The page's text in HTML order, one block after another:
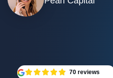
70 reviews